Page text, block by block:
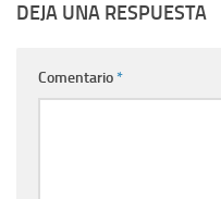
DEJA UNA RESPUESTA
Comentario*